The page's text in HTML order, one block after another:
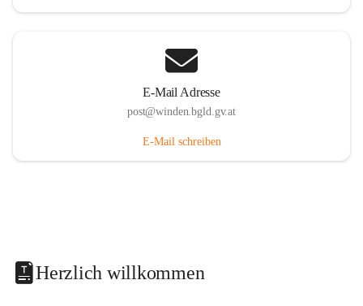
E-Mail Adresse
post@winden.bgld.gv.at
E-Mail schreiben
Herzlich willkommen